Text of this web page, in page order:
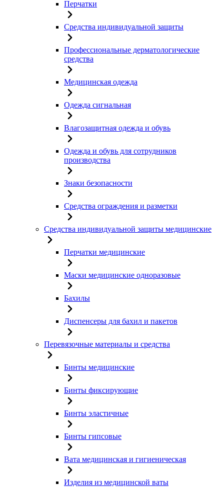
Перчатки
Средства индивидуальной защиты
Профессиональные дерматологические
средства
Медицинская одежда
Одежда сигнальная
Влагозащитная одежда и обувь
Одежда и обувь для сотрудников
производства
Знаки безопасности
Средства ограждения и разметки
Средства индивидуальной защиты медицинские
Перчатки медицинские
Маски медицинские одноразовые
Бахилы
Диспенсеры для бахил и пакетов
Перевязочные материалы и средства
Бинты медицинские
Бинты фиксирующие
Бинты эластичные
Бинты гипсовые
Вата медицинская и гигиеническая
Изделия из медицинской ваты